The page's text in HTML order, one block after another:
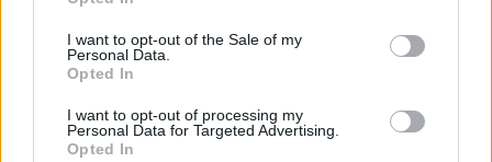
I want to opt-out of the Sale of my
Personal Data.
Opted In
I want to opt-out of processing my
Personal Data for Targeted Advertising.
Opted In
Diabète : pancréas artificiel, une première en France